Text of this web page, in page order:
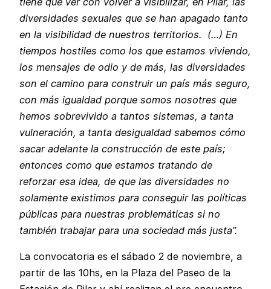
diversidades sexuales que se han apagado tanto
en la visibilidad de nuestros territorios. (…) En
tiempos hostiles como los que estamos viviendo,
los mensajes de odio y de más, las diversidades
son el camino para construir un país más seguro,
con más igualdad porque somos nosotres que
hemos sobrevivido a tantos sistemas, a tanta
vulneración, a tanta desigualdad sabemos cómo
sacar adelante la construcción de este país;
entonces como que estamos tratando de
reforzar esa idea, de que las diversidades no
solamente existimos para conseguir las políticas
públicas para nuestras problemáticas si no
también trabajar para una sociedad más justa”.
La convocatoria es el sábado 2 de noviembre, a
partir de las 10hs, en la Plaza del Paseo de la